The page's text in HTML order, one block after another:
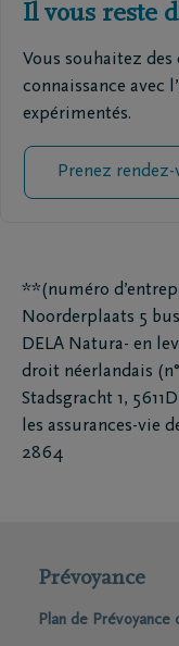
Il vous reste
Vous souhaitez des
connaissance avec
expérimentés.
Prenez rendez-
**(numéro
Noorderplaats 5
DELA Natura- en
droit néerlandais
Stadsgracht 1,
les assurances-vie
2864
Prévoyance
Plan de Prévoyance